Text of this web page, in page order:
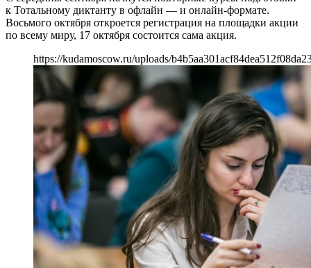
к Тотальному диктанту в офлайн — и онлайн-формате.
Восьмого октября откроется регистрация на площадки акции
по всему миру, 17 октября состоится сама акция.
https://kudamoscow.ru/uploads/